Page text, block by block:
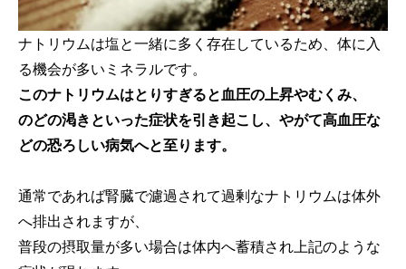
ナトリウムは塩と一緒に多く存在しているため、体に入
る機会が多いミネラルです。
このナトリウムはとりすぎると血圧の上昇やむくみ、
のどの渇きといった症状を引き起こし、やがて高血圧な
どの恐ろしい病気へと至ります。
通常であれば腎臓で濾過されて過剰なナトリウムは体外
へ排出されますが、
普段の摂取量が多い場合は体内へ蓄積され上記のような